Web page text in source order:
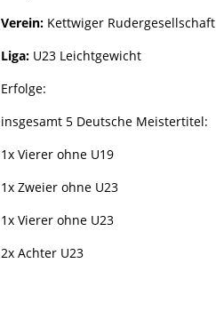
Verein: Kettwiger Rudergesellschaft
Liga: U23 Leichtgewicht
Erfolge:
insgesamt 5 Deutsche Meistertitel:
1x Vierer ohne U19
1x Zweier ohne U23
1x Vierer ohne U23
2x Achter U23